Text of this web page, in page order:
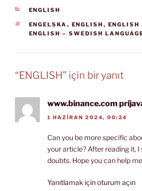
KATEGORILER
ENGLISH
ETIKETLER
ENGELSKA , ENGLISH , ENGLISH
ENGLISH – SWEDISH
“ENGLISH” için bir yanıt
www.binance.com
1 HAZIRAN 2024, 00:24
Can you be more specific
your article? After reading it,
doubts. Hope you can help
Yanıtlamak için oturum açın